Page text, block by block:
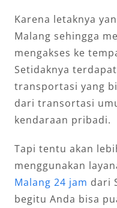
Karena letaknya
Malang sehingga
mengakses ke
Setidaknya
transportasi yang
dari transortasi
kendaraan pribadi.
Tapi tentu akan
menggunakan
Malang 24 jam dari
begitu Anda bisa